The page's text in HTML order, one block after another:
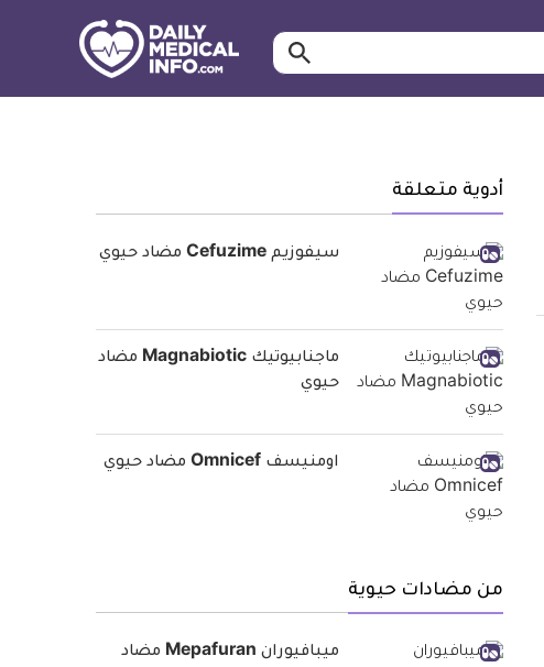
ابحث…
أدوية متعلقة
سيفوزيم Cefuzime مضاد حيوي
ماجنابيوتيك Magnabiotic مضاد
حيوي
اومنيسف Omnicef مضاد حيوي
من مضادات حيوية
ميبافيوران Mepafuran مضاد